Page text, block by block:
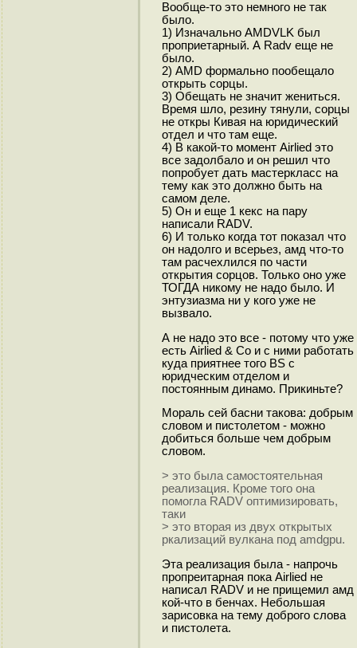
Вообще-то это немного не так
было.
1) Изначально AMDVLK был
проприетарный. А Radv еще не
было.
2) AMD формально пообещало
открыть сорцы.
3) Обещать не значит жениться.
Время шло, резину тянули, сорцы
не откры Кивая на юридический
отдел и что там еще.
4) В какой-то момент Airlied это
все задолбало и он решил что
попробует дать мастеркласс на
тему как это должно быть на
самом деле.
5) Он и еще 1 кекс на пару
написали RADV.
6) И только когда тот показал что
он надолго и всерьез, амд что-то
там расчехлился по части
открытия сорцов. Только оно уже
ТОГДА никому не надо было. И
энтузиазма ни у кого уже не
вызвало.
А не надо это все - потому что уже
есть Airlied & Co и с ними работать
куда приятнее того BS с
юридческим отделом и
постоянным динамо. Прикиньте?
Мораль сей басни такова: добрым
словом и пистолетом - можно
добиться больше чем добрым
словом.
> это была самостоятельная
реализация. Кроме того она
помогла RADV оптимизировать,
таки
> это вторая из двух открытых
ркализаций вулкана под amdgpu.
Эта реализация была - напрочь
пропреитарная пока Airlied не
написал RADV и не прищемил амд
кой-что в бенчах. Небольшая
зарисовка на тему доброго слова
и пистолета.